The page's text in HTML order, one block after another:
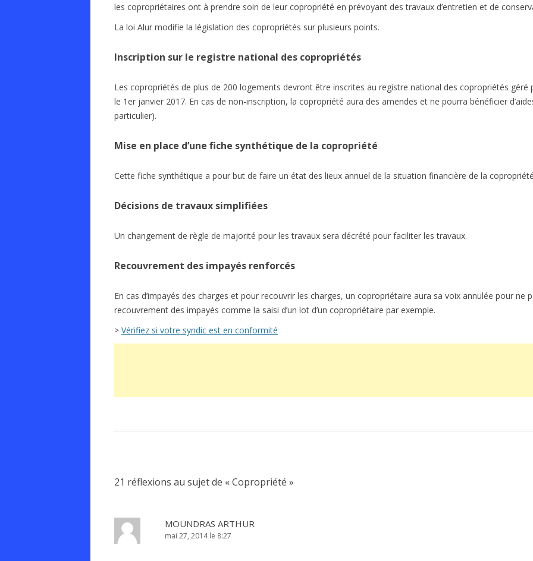
les copropriétaires ont à prendre soin de leur copropriété en prévoyant des travaux d’entretien et de
La loi Alur modifie la législation des copropriétés sur plusieurs points.
Inscription sur le registre national des copropriétés
Les copropriétés de plus de 200 logements devront être inscrites au registre national des copropriétés géré
le 1er janvier 2017. En cas de non-inscription, la copropriété aura des amendes et ne pourra bénéficier
particulier).
Mise en place d’une fiche synthétique de la copropriété
Cette fiche synthétique a pour but de faire un état des lieux annuel de la situation financière de la
Décisions de travaux simplifiées
Un changement de règle de majorité pour les travaux sera décrété pour faciliter les travaux.
Recouvrement des impayés renforcés
En cas d’impayés des charges et pour recouvrir les charges, un copropriétaire aura sa voix annulée pour ne
recouvrement des impayés comme la saisi d’un lot d’un copropriétaire par exemple.
> Vérifiez si votre syndic est en conformité
21 réflexions au sujet de «Copropriété »
MOUNDRAS ARTHUR
mai 27, 2014 le 8:27